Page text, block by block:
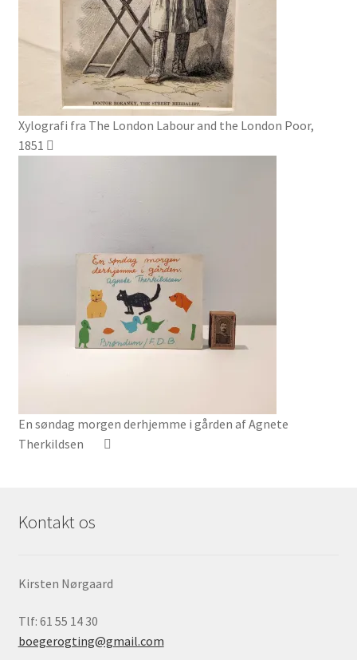
Xylografi fra The London Labour and the London Poor,
1851
En søndag morgen derhjemme i gården af Agnete
Therkildsen
Kontakt os
Kirsten Nørgaard
Tlf: 61 55 14 30
boegerogting@gmail.com